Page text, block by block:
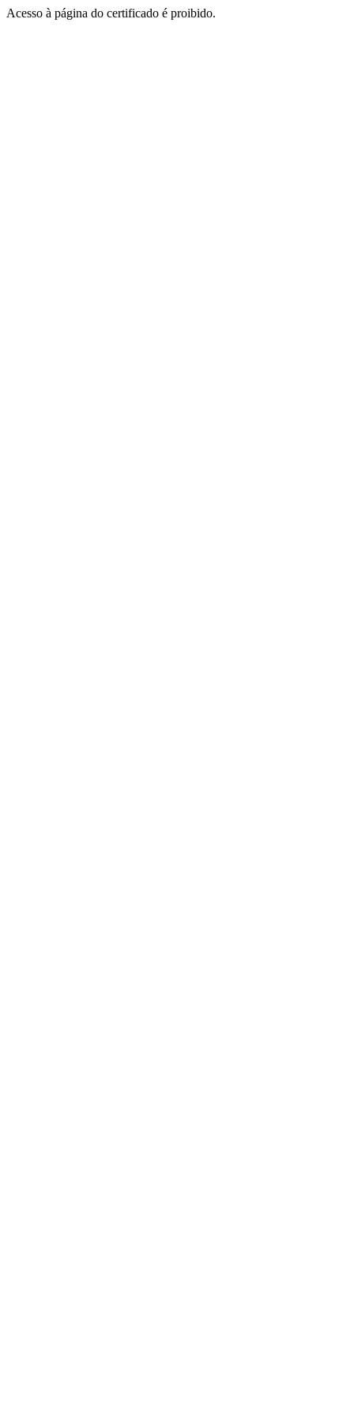
Acesso à página do certificado é proibido.